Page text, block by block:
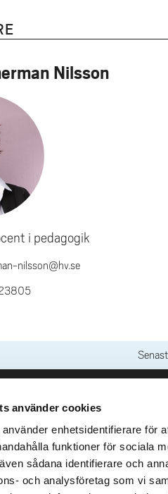
använder cookies
enhetsidentifierare för
funktioner för sociala
sådana identifierare och
och analysföretag som vi
Nilsson
i pedagogik
nilsson@hv.se
och leveranser
Melins Gata 2
32 Trollhättan
nr. 202100-4052